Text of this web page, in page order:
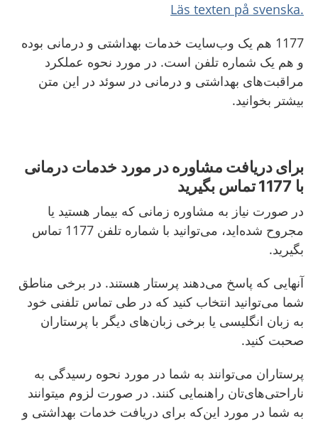
.Läs texten på svenska
1177 هم یک وبسایت خدمات بهداشتی و درمانی بوده
و هم یک شماره تلفن است. در مورد نحوه عملکرد
مراقبتهای بهداشتی و درمانی در سوئد در این متن
بیشتر بخوانید.
برای دریافت مشاوره در مورد خدمات درمانی
با 1177 تماس بگیرید
در صورت نیاز به مشاوره زمانی که بیمار هستید یا
مجروح شده‌اید، می‌توانید با شماره تلفن 1177 تماس
بگیرید.
آنهایی که پاسخ می‌دهند پرستار هستند. در برخی مناطق
شما می‌توانید انتخاب کنید که در طی تماس تلفنی خود
به زبان انگلیسی یا برخی زبان‌های دیگر با پرستاران
صحبت کنید.
پرستاران می‌توانند به شما در مورد نحوه رسیدگی به
ناراحتی‌های‌تان راهنمایی کنند. در صورت لزوم میتوانند
به شما در مورد این‌که برای دریافت خدمات بهداشتی و